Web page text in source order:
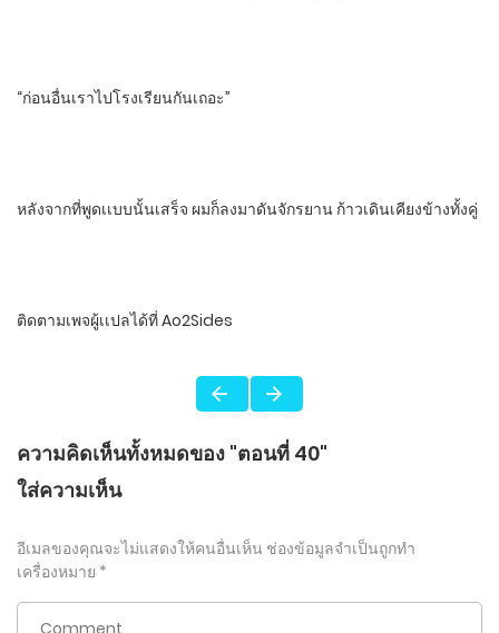
“ก่อนอื่นเราไปโรงเรียนกันเถอะ”
หลังจากที่พูดเเบบนั้นเสร็จ ผมก็ลงมาดันจักรยาน ก้าวเดินเคียงข้างทั้งคู่
ติดตามเพจผู้เเปลได้ที่ Ao2Sides​
ความคิดเห็นทั้งหมดของ "ตอนที่ 40"
ใส่ความเห็น
อีเมลของคุณจะไม่แสดงให้คนอื่นเห็น ช่องข้อมูลจำเป็นถูกทำ
เครื่องหมาย *